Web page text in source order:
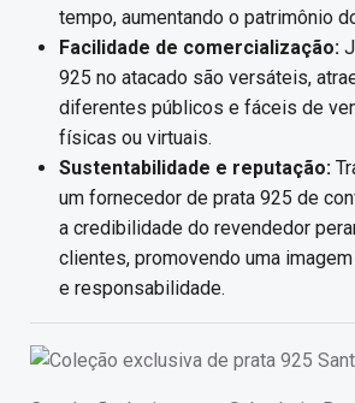
tempo, aumentando o patrimônio
Facilidade de comercialização:
925 no atacado são versáteis,
diferentes públicos e fáceis de
físicas ou virtuais.
Sustentabilidade e reputação:
um fornecedor de prata 925 de
a credibilidade do revendedor
clientes, promovendo uma
e responsabilidade.